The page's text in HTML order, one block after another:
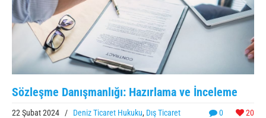
Sözleşme Danışmanlığı: Hazırlama ve İnceleme
0 20
22 Şubat 2024 / Deniz Ticaret Hukuku, Dış Ticaret